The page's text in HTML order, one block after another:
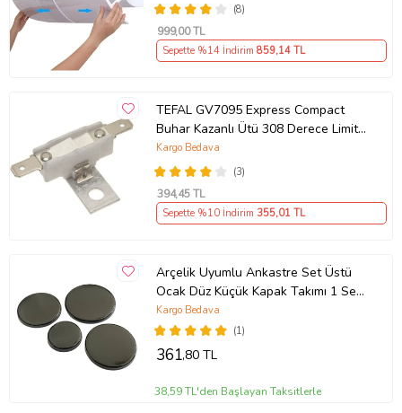
(8)
999,00 TL
Sepette %14 İndirim 859,14 TL
TEFAL GV7095 Express Compact
Buhar Kazanlı Ütü 308 Derece Limit
Termik Termostat Uyumlu
(3)
Kargo Bedava
394,45 TL
Sepette %10 İndirim 355,01 TL
Arçelik Uyumlu Ankastre Set Üstü
Ocak Düz Küçük Kapak Takımı 1 Set
(Gri)
(1)
Kargo Bedava
361,80 TL
38,59 TL'den Başlayan Taksitlerle